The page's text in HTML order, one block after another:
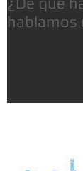
hablamos